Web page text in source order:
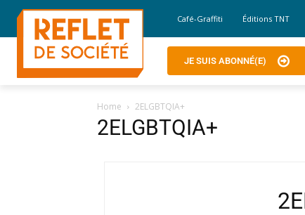
Café-Graffiti Éditions TNT
JE SUIS ABONNÉ(E)
Home 2ELGBTQIA+
2ELGBTQIA+